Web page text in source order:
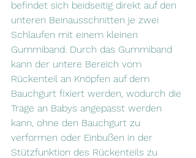
befindet sich beidseitig direkt auf den
unteren Beinausschnitten je zwei
Schlaufen mit einem kleinen
Gummiband. Durch das Gummiband
kann der untere Bereich vom
Rückenteil an Knöpfen auf dem
Bauchgurt fixiert werden, wodurch die
Trage an Babys angepasst werden
kann, ohne den Bauchgurt zu
verformen oder Einbußen in der
Stützfunktion des Rückenteils zu